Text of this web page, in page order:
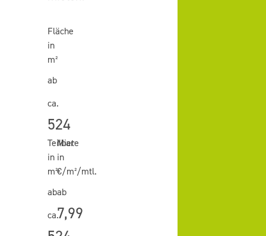
Fläche
in
m²
ab
ca.
524
Teilbar
in
m²
ab
ca.
Miete
in
€/m²/mtl.
ab
7,99